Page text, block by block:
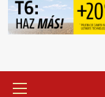
principal